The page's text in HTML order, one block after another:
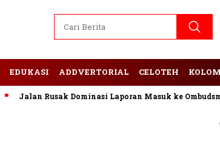
EDUKASI ADDVERTORIAL CELOTEH KOLOM
Jalan Rusak Dominasi Laporan Masuk ke Ombudsman